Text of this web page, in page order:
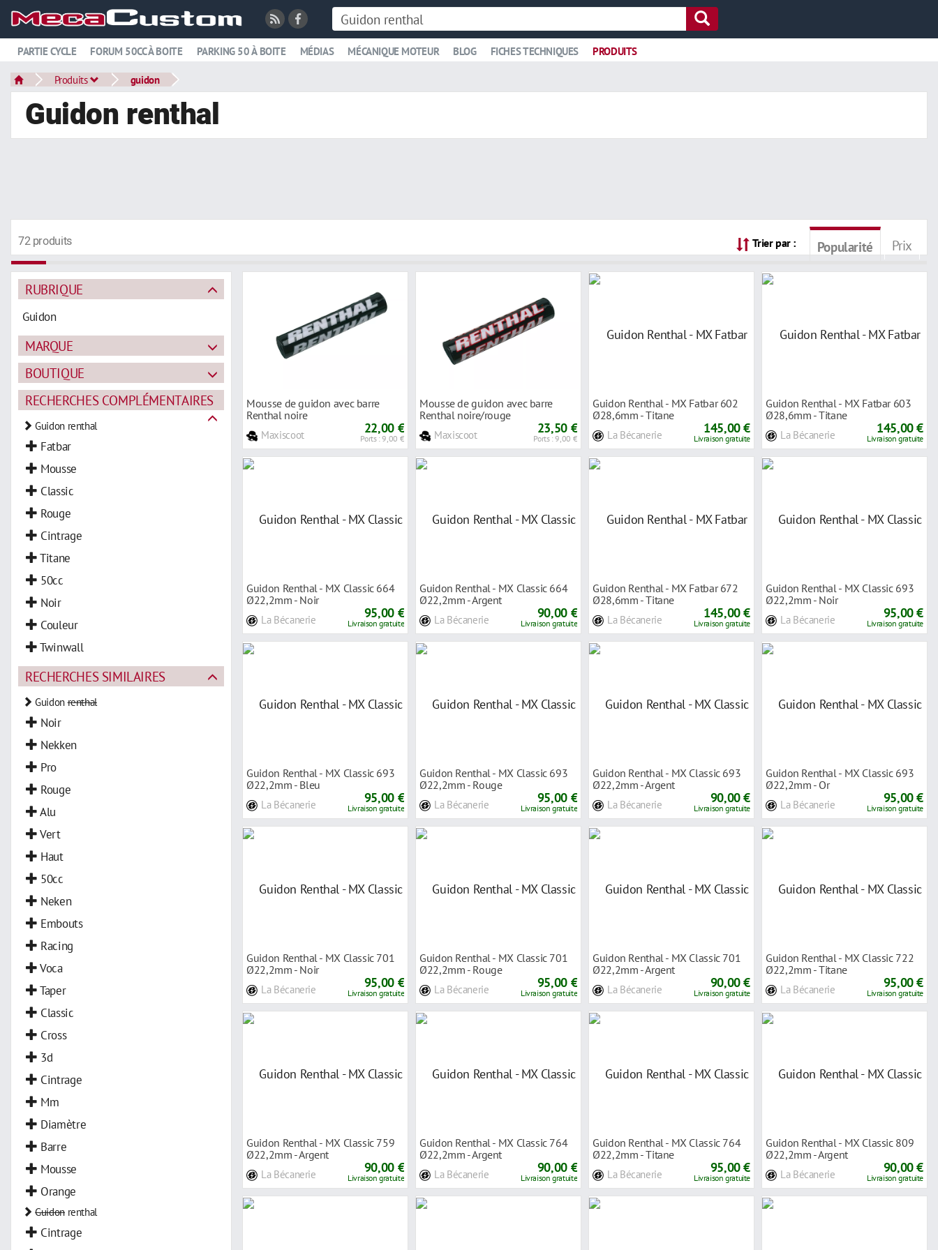
PARTIE CYCLE FORUM 50CC À BOITE PARKING 50 À BOITE MÉDIAS MÉCANIQUE MOTEUR BLOG FICHES TECHNIQUES PRODUITS
Produits guidon
Guidon renthal
72 produits Trier par : Popularité Prix
RUBRIQUE
Guidon
MARQUE
BOUTIQUE
RECHERCHES COMPLÉMENTAIRES
Guidon renthal
Fatbar
Mousse
Classic
Rouge
Cintrage
Titane
50cc
Noir
Couleur
Twinwall
RECHERCHES SIMILAIRES
Guidonrenthal
Noir
Nekken
Pro
Rouge
Alu
Vert
Haut
50cc
Neken
Embouts
Racing
Voca
Taper
Classic
Cross
3d
Cintrage
Mm
Diamètre
Barre
Mousse
Orange
Guidonrenthal
Cintrage
Mousse de guidon avec barre
Renthal noire
Maxiscoot 22,00 €
Ports : 9,00 €
Mousse de guidon avec barre
Renthal noire/rouge
Maxiscoot 23,50 €
Ports : 9,00 €
Guidon Renthal - MX Fatbar 602
Ø28,6mm - Titane
La Bécanerie 145,00 €
Livraison gratuite
Guidon Renthal - MX Fatbar 603
Ø28,6mm - Titane
La Bécanerie 145,00 €
Livraison gratuite
Guidon Renthal - MX Classic 664
Ø22,2mm - Noir
La Bécanerie 95,00 €
Livraison gratuite
Guidon Renthal - MX Classic 664
Ø22,2mm - Argent
La Bécanerie 90,00 €
Livraison gratuite
Guidon Renthal - MX Fatbar 672
Ø28,6mm - Titane
La Bécanerie 145,00 €
Livraison gratuite
Guidon Renthal - MX Classic 693
Ø22,2mm - Noir
La Bécanerie 95,00 €
Livraison gratuite
Guidon Renthal - MX Classic 693
Ø22,2mm - Bleu
La Bécanerie 95,00 €
Livraison gratuite
Guidon Renthal - MX Classic 693
Ø22,2mm - Rouge
La Bécanerie 95,00 €
Livraison gratuite
Guidon Renthal - MX Classic 693
Ø22,2mm - Argent
La Bécanerie 90,00 €
Livraison gratuite
Guidon Renthal - MX Classic 693
Ø22,2mm - Or
La Bécanerie 95,00 €
Livraison gratuite
Guidon Renthal - MX Classic 701
Ø22,2mm - Noir
La Bécanerie 95,00 €
Livraison gratuite
Guidon Renthal - MX Classic 701
Ø22,2mm - Rouge
La Bécanerie 95,00 €
Livraison gratuite
Guidon Renthal - MX Classic 701
Ø22,2mm - Argent
La Bécanerie 90,00 €
Livraison gratuite
Guidon Renthal - MX Classic 722
Ø22,2mm - Titane
La Bécanerie 95,00 €
Livraison gratuite
Guidon Renthal - MX Classic 759
Ø22,2mm - Argent
La Bécanerie 90,00 €
Livraison gratuite
Guidon Renthal - MX Classic 764
Ø22,2mm - Argent
La Bécanerie 90,00 €
Livraison gratuite
Guidon Renthal - MX Classic 764
Ø22,2mm - Titane
La Bécanerie 95,00 €
Livraison gratuite
Guidon Renthal - MX Classic 809
Ø22,2mm - Argent
La Bécanerie 90,00 €
Livraison gratuite